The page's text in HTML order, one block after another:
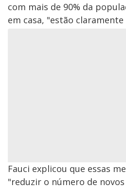
com mais de 90% da
em casa, "estão
Fauci explicou que essas
"reduzir o número de novos